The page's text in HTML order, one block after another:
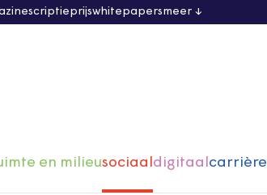
scriptieprijswhitepapersmeer
en milieusociaaldigitaalcarrière